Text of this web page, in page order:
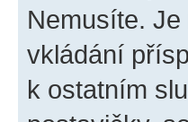
Nemusíte.
vkládání
k ostatním